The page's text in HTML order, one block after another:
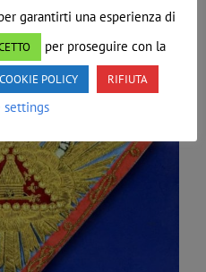
garantirti una esperienza di
per proseguire con la
POLICY RIFIUTA
settings